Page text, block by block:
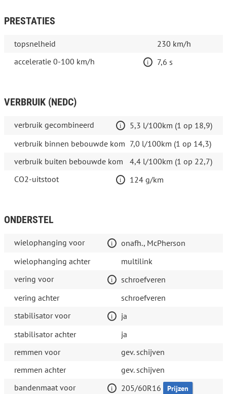
PRESTATIES
topsnelheid
230 km/h
acceleratie 0-100 km/h
7,6 s
VERBRUIK (NEDC)
verbruik gecombineerd
5,3 l/100km (1 op 18,9)
verbruik binnen bebouwde kom 7,0 l/100km (1 op 14,3)
verbruik buiten bebouwde kom
4,4 l/100km (1 op 22,7)
CO2-uitstoot
124 g/km
ONDERSTEL
wielophanging voor
onafh., McPherson
wielophanging achter
multilink
vering voor
schroefveren
vering achter
schroefveren
stabilisator voor
ja
stabilisator achter
ja
remmen voor
gev. schijven
remmen achter
gev. schijven
bandenmaat voor
205/60R16 Prijzen